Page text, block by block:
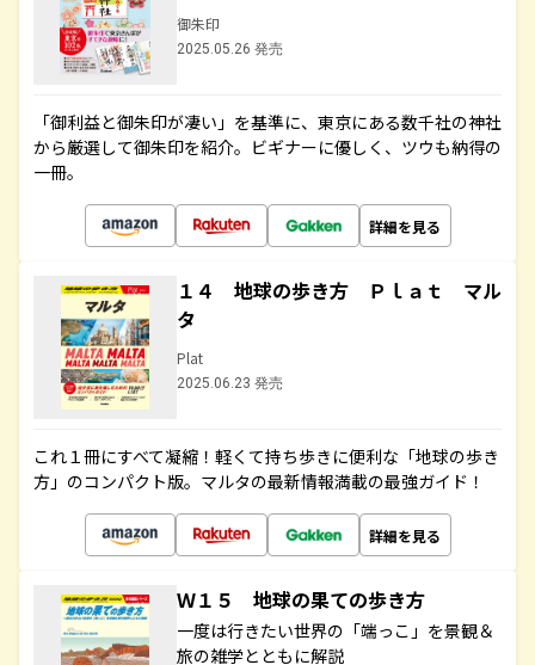
御朱印
2025.05.26 発売
「御利益と御朱印が凄い」を基準に、東京にある数千社の神社
から厳選して御朱印を紹介。ビギナーに優しく、ツウも納得の
一冊。
詳細を見る
１４ 地球の歩き方 Ｐｌａｔ マル
タ
Plat
2025.06.23 発売
これ１冊にすべて凝縮！軽くて持ち歩きに便利な「地球の歩き
方」のコンパクト版。マルタの最新情報満載の最強ガイド！
詳細を見る
Ｗ１５ 地球の果ての歩き方
一度は行きたい世界の「端っこ」を景観＆
旅の雑学とともに解説